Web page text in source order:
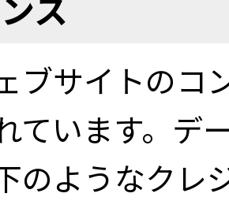
ブサイトのコ
ています。デ
のようなクレ